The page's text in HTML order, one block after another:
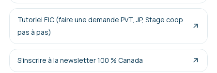
Tutoriel EIC (faire une demande PVT, JP, Stage coop
pas à pas)
S'inscrire à la newsletter 100 % Canada